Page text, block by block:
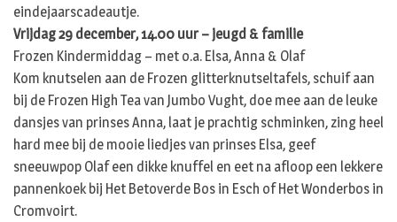
eindejaarscadeautje.
Vrijdag 29 december, 14.00 uur – jeugd & familie
Frozen Kindermiddag – met o.a. Elsa, Anna & Olaf
Kom knutselen aan de Frozen glitterknutseltafels, schuif aan
bij de Frozen High Tea van Jumbo Vught, doe mee aan de leuke
dansjes van prinses Anna, laat je prachtig schminken, zing heel
hard mee bij de mooie liedjes van prinses Elsa, geef
sneeuwpop Olaf een dikke knuffel en eet na afloop een lekkere
pannenkoek bij Het Betoverde Bos in Esch of Het Wonderbos in
Cromvoirt.